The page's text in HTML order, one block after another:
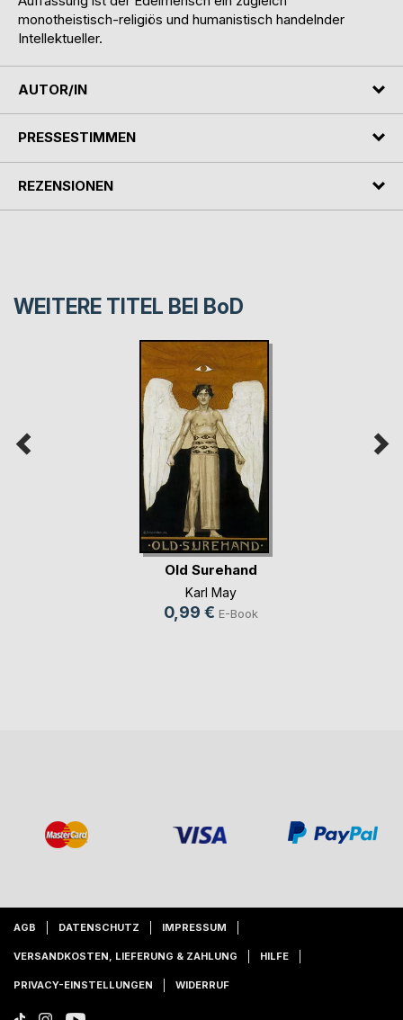
monotheistisch-religiös und humanistisch handelnder
Intellektueller.
AUTOR/IN
PRESSESTIMMEN
REZENSIONEN
WEITERE TITEL BEI BoD
Old Surehand
Karl May
0,99 € E-Book
AGB DATENSCHUTZ IMPRESSUM
VERSANDKOSTEN, LIEFERUNG & ZAHLUNG HILFE
PRIVACY-EINSTELLUNGEN WIDERRUF